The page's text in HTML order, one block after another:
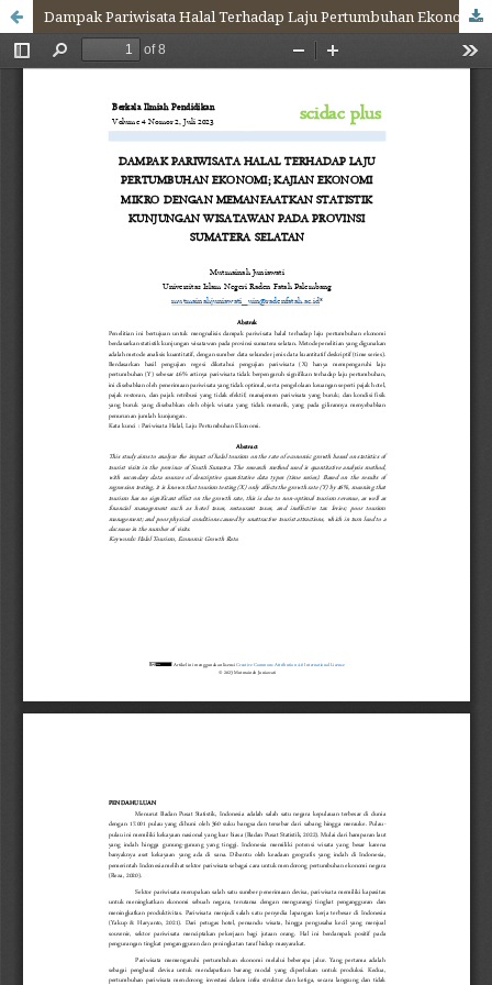
Dampak Pariwisata Halal Terhadap Laju Pertumbuhan Ekonomi; Kajian Ekonomi Mikro Dengan Memanfaatkan Statistik Kunjungan Wisatawan Pada Provinsi Sumatera Selatan